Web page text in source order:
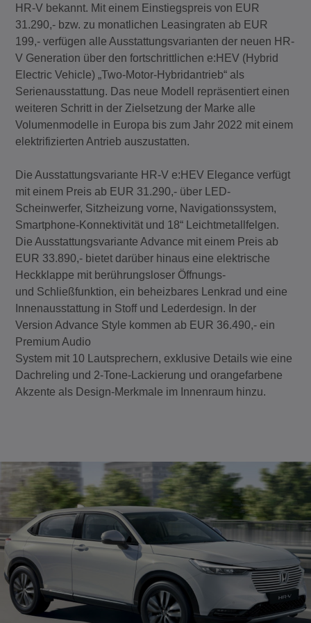
HR-V bekannt. Mit einem Einstiegspreis von EUR
31.290,- bzw. zu monatlichen Leasingraten ab EUR
199,- verfügen alle Ausstattungsvarianten der neuen HR-
V Generation über den fortschrittlichen e:HEV (Hybrid
Electric Vehicle) „Two-Motor-Hybridantrieb“ als
Serienausstattung. Das neue Modell repräsentiert einen
weiteren Schritt in der Zielsetzung der Marke alle
Volumenmodelle in Europa bis zum Jahr 2022 mit einem
elektrifizierten Antrieb auszustatten.
Die Ausstattungsvariante HR-V e:HEV Elegance verfügt
mit einem Preis ab EUR 31.290,- über LED-
Scheinwerfer, Sitzheizung vorne, Navigationssystem,
Smartphone-Konnektivität und 18“ Leichtmetallfelgen.
Die Ausstattungsvariante Advance mit einem Preis ab
EUR 33.890,- bietet darüber hinaus eine elektrische
Heckklappe mit berührungsloser Öffnungs-
und Schließfunktion, ein beheizbares Lenkrad und eine
Innenausstattung in Stoff und Lederdesign. In der
Version Advance Style kommen ab EUR 36.490,- ein
Premium Audio
System mit 10 Lautsprechern, exklusive Details wie eine
Dachreling und 2-Tone-Lackierung und orangefarbene
Akzente als Design-Merkmale im Innenraum hinzu.